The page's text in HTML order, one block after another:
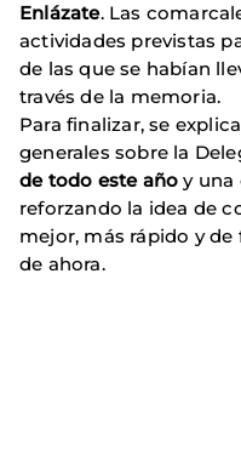
Enlázate. Las
actividades previstas
de las que se habían
través de la memoria.
Para finalizar, se
generales sobre la
de todo este año y una
reforzando la idea de
mejor, más rápido y
de ahora.